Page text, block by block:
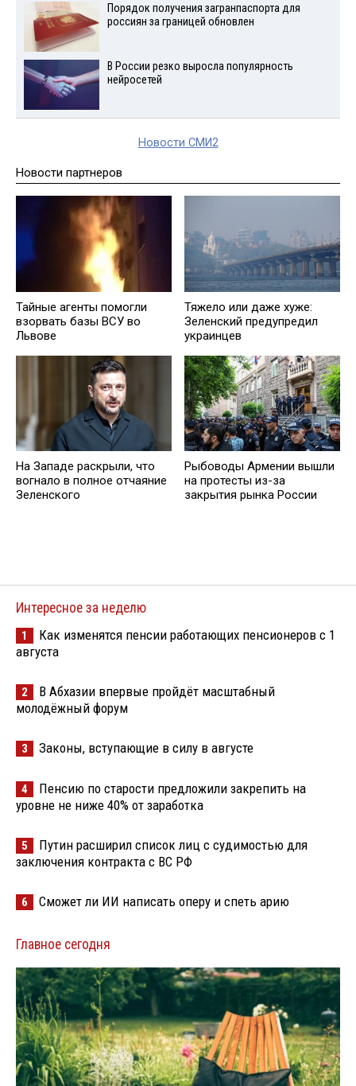
Порядок получения загранпаспорта для
россиян за границей обновлен
В России резко выросла популярность
нейросетей
Новости СМИ2
Новости партнеров
Тайные агенты помогли
взорвать базы ВСУ во
Львове
Тяжело или даже хуже:
Зеленский предупредил
украинцев
На Западе раскрыли, что
вогнало в полное отчаяние
Зеленского
Рыбоводы Армении вышли
на протесты из-за
закрытия рынка России
Интересное за неделю
1
Как изменятся пенсии работающих пенсионеров с 1
августа
2
В Абхазии впервые пройдёт масштабный
молодёжный форум
3 Законы, вступающие в силу в августе
4
Пенсию по старости предложили закрепить на
уровне не ниже 40% от заработка
5
Путин расширил список лиц с судимостью для
заключения контракта с ВС РФ
6 Сможет ли ИИ написать оперу и спеть арию
Главное сегодня